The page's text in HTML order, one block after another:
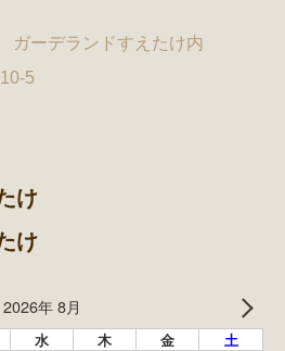
ガーデランドすえたけ内
5
け
け
2026年 8月
水 木 金 土